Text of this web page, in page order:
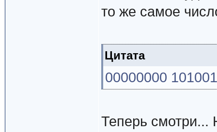
то же самое
Цитата
00000000
Теперь